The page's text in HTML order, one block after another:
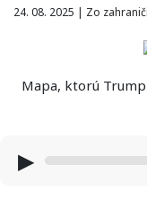
24. 08. 2025 | Zo
Mapa, ktorú
▶